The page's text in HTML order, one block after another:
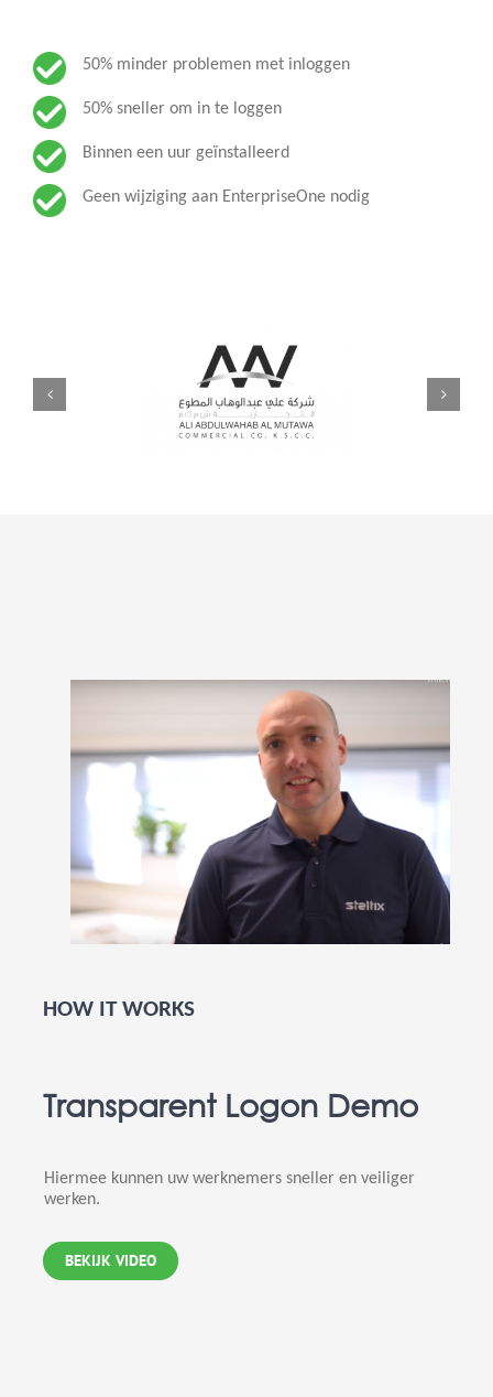
50% minder problemen met inloggen
50% sneller om in te loggen
Binnen een uur geïnstalleerd
Geen wijziging aan EnterpriseOne nodig
HOW IT WORKS
Transparent Logon Demo
Hiermee kunnen uw werknemers sneller en veiliger
werken.
BEKIJK VIDEO